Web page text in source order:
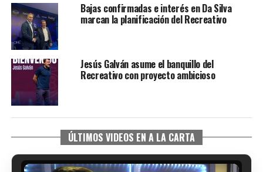
Bajas confirmadas e interés en Da Silva
marcan la planificación del Recreativo
Jesús Galván asume el banquillo del
Recreativo con proyecto ambicioso
ÚLTIMOS VIDEOS EN A LA CARTA